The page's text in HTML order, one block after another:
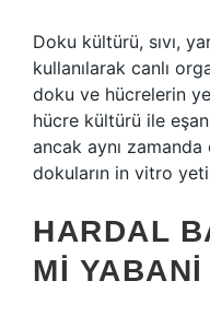
Doku kültürü, sıvı,
kullanılarak canlı
doku ve hücrelerin
hücre kültürü ile
ancak aynı
dokuların in vitro
HARDAL
MI